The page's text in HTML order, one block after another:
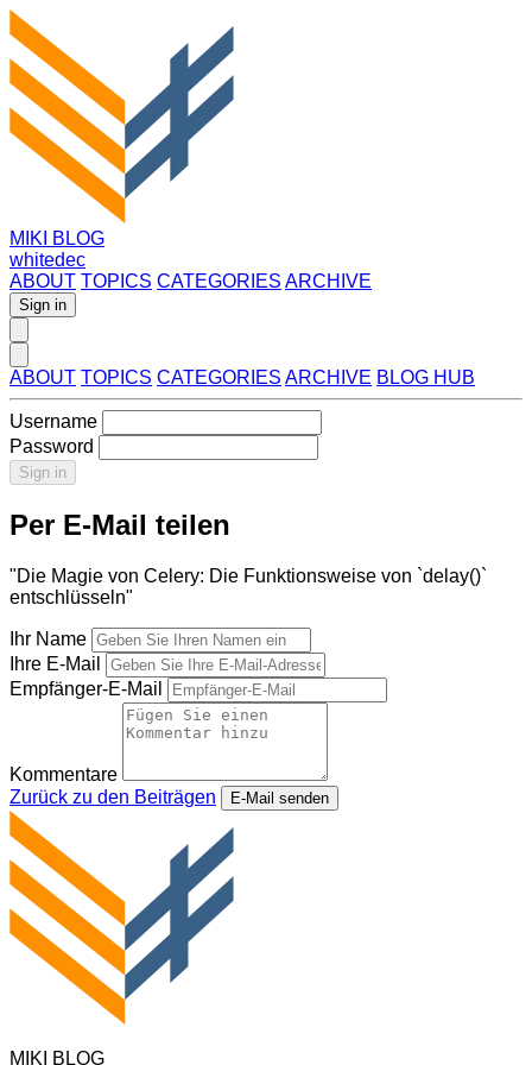
MIKI BLOG
whitedec
ABOUT TOPICS CATEGORIES ARCHIVE
Sign in
ABOUT TOPICS CATEGORIES ARCHIVE BLOG HUB
Username
Password
Sign in
Per E-Mail teilen
"Die Magie von Celery: Die Funktionsweise von `delay()`
entschlüsseln"
Ihr Name
Ihre E-Mail
Empfänger-E-Mail
Kommentare
Zurück zu den Beiträgen
E-Mail senden
MIKI BLOG